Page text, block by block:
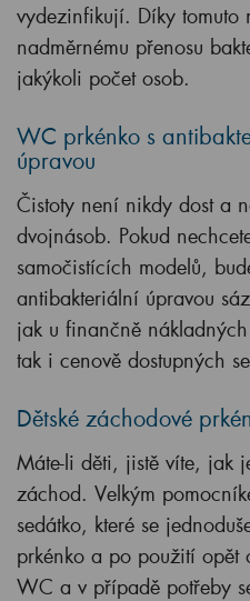
vydezinfikují. Díky tomuto
nadměrnému přenosu
jakýkoli počet osob.
WC prkénko s
úpravou
Čistoty není nikdy dost a
dvojnásob. Pokud
samočistících modelů,
antibakteriální úpravou
jak u finančně
tak i cenově dostupných
Dětské záchodové
Máte-li děti, jistě víte, jak
záchod. Velkým
sedátko, které se
prkénko a po použití opět
WC a v případě potřeby